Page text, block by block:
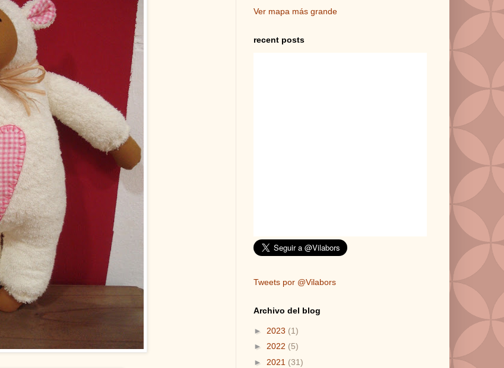
Ver mapa más grande
recent posts
Tweets por @Vilabors
Archivo del blog
► 2023 (1)
► 2022 (5)
► 2021 (31)